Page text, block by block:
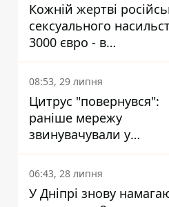
Кожній жертві
сексуального
3000 євро - в
Мінсоцполітики
Інформатору, звідки на
гроші
08:53, 29 липня
Цитрус "повернувся":
раніше мережу
звинувачували у
контрабанді техніки
ухиленні від сплати
податків
06:43, 28 липня
У Дніпрі знову